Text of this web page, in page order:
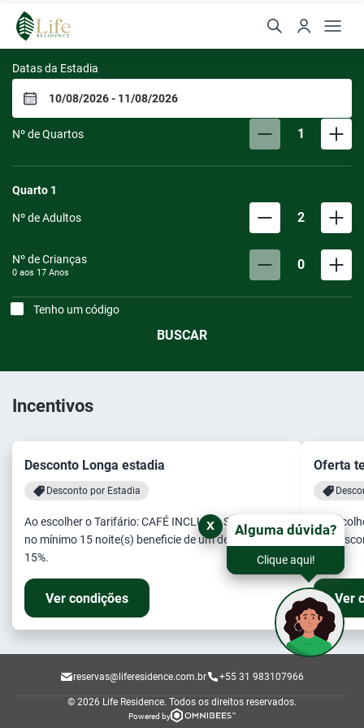
Life Residence
Datas da Estadia
Nº de Quartos 1
Quarto 1
Nº de Adultos 2
Nº de Crianças
0 aos 17 Anos 0
Tenho um código
BUSCAR
Incentivos
Desconto Longa estadia
Desconto por Estadia
Ao escolher o Tarifário: CAFÉ INCLUSO. Se reservar
no mínimo 15 noite(s) beneficie de um desconto de
15%.
Ver condições
Oferta
Ao
um
Ver
reservas@liferesidence.com.br +55 31 983107966
© 2026 Life Residence. Todos os direitos reservados.
Powered by
Alguma dúvida?
Clique aqui!
x